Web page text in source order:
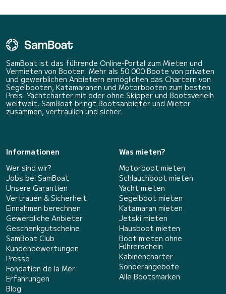
SamBoat ist das führende Online-Portal zum Mieten und
Vermieten von Booten. Mehr als 50 000 Boote von privaten
und gewerblichen Anbietern ermöglichen das Chartern von
Segelbooten, Katamaranen und Motorbooten zum besten
Preis. Yachtcharter mit oder ohne Skipper und Bootsverleih
weltweit. SamBoat bringt Bootsanbieter und Mieter
zusammen, vertraulich und sicher.
Informationen
Wer sind wir?
Jobs bei SamBoat
Unsere Garantien
Vertrauen & Sicherheit
Einnahmen berechnen
Gewerbliche Anbieter
Geschenkgutscheine
SamBoat Club
Kundenbewertungen
Presse
Fondation de la Mer
Erfahrungen
Blog
Was mieten?
Motorboot mieten
Schlauchboot mieten
Yacht mieten
Segelboot mieten
Katamaran mieten
Jetski mieten
Hausboot mieten
Boot mieten ohne
Führerschein
Kabinencharter
Sonderangebote
Alle Bootsmarken